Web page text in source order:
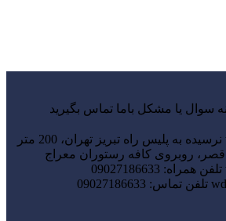
سوال یا مشکل باما تماس بگیرید
نرسیده به پلیس راه تبریز تهران، 200 متر
قصر، روبروی کافه رستوران معراج
تلفن همراه: 09027186633
تلفن تماس: 09027186633